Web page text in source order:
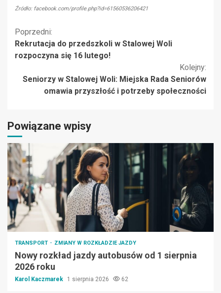
Źródło: facebook.com/profile.php?id=61560536206421
Kontynuuj
czytanie
Poprzedni:
Rekrutacja do przedszkoli w Stalowej Woli
rozpoczyna się 16 lutego!
Kolejny:
Seniorzy w Stalowej Woli: Miejska Rada Seniorów
omawia przyszłość i potrzeby społeczności
Powiązane wpisy
TRANSPORT ZMIANY W ROZKŁADZIE JAZDY
Nowy rozkład jazdy autobusów od 1 sierpnia
2026 roku
Karol Kaczmarek 1 sierpnia 2026 62